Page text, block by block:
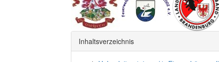
Inhaltsverzeichnis